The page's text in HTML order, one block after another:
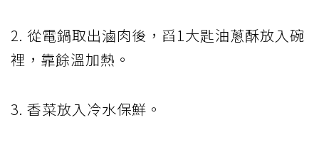
2. 從電鍋取出滷肉後，舀1大匙油蔥酥放入碗
裡，靠餘溫加熱。
3. 香菜放入冷水保鮮。